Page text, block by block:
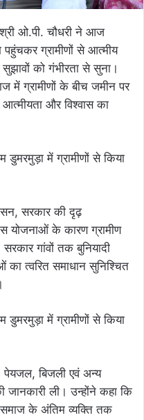
श्री ओ.पी. चौधरी ने आज
पहुंचकर ग्रामीणों से आत्मीय
को गंभीरता से सुना।
में ग्रामीणों के बीच जमीन पर
और विश्वास का
सरकार की दृढ़
योजनाओं के कारण ग्रामीण
गांवों तक बुनियादी
का त्वरित समाधान सुनिश्चित
पेयजल, बिजली एवं अन्य
ली। उन्होंने कहा कि
के अंतिम व्यक्ति तक